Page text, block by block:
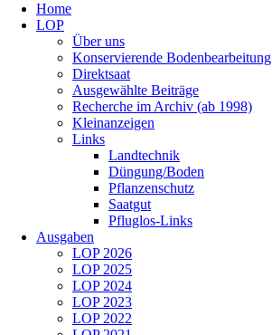
überspringen
Home
LOP
Über uns
Konservierende Bodenbearbeitung
Direktsaat
Ausgewählte Beiträge
Recherche im Archiv (ab 1998)
Kleinanzeigen
Links
Landtechnik
Düngung/Boden
Pflanzenschutz
Saatgut
Pfluglos-Links
Ausgaben
LOP 2026
LOP 2025
LOP 2024
LOP 2023
LOP 2022